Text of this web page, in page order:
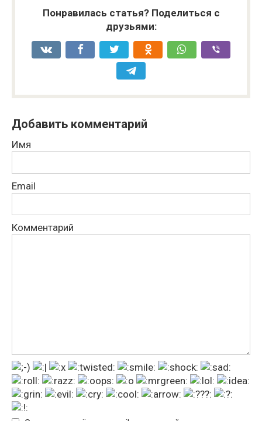
Понравилась статья? Поделиться с
друзьями:
Добавить комментарий
Имя
Email
Комментарий